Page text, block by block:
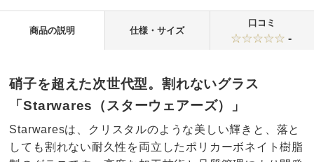
商品の説明 仕様・サイズ
口コミ
-
硝子を超えた次世代型。割れないグラス
「Starwares（スターウェアーズ）」
Starwaresは、クリスタルのような美しい輝きと、落と
しても割れない耐久性を両立したポリカーボネイト樹脂